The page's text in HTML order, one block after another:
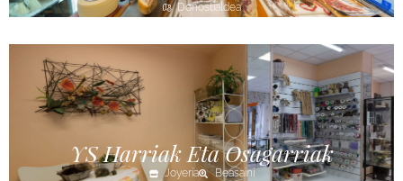
Donostialdea
YS Harriak Eta Osagarriak
Joyería
Beasaini